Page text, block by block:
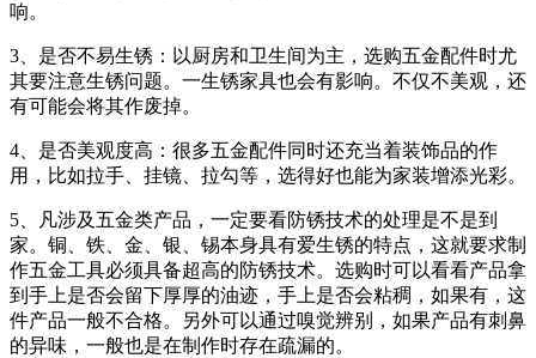
响。
3、是否不易生锈：以厨房和卫生间为主，选购五金配件时尤
其要注意生锈问题。一生锈家具也会有影响。不仅不美观，还
有可能会将其作废掉。
4、是否美观度高：很多五金配件同时还充当着装饰品的作
用，比如拉手、挂镜、拉勾等，选得好也能为家装增添光彩。
5、凡涉及五金类产品，一定要看防锈技术的处理是不是到
家。铜、铁、金、银、锡本身具有爱生锈的特点，这就要求制
作五金工具必须具备超高的防锈技术。选购时可以看看产品拿
到手上是否会留下厚厚的油迹，手上是否会粘稠，如果有，这
件产品一般不合格。另外可以通过嗅觉辨别，如果产品有刺鼻
的异味，一般也是在制作时存在疏漏的。